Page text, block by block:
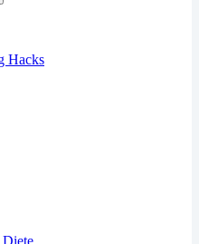
Hacks
Diete